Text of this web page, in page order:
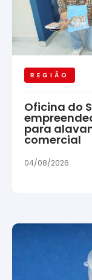
REGIÃO
Oficina do
para
comercial
04/08/2026